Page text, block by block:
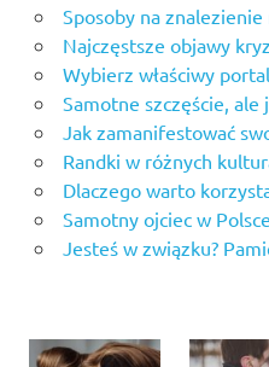
Sposoby na znalezienie
Najczęstsze objawy
Wybierz właściwy
Samotne szczęście, ale
Jak zamanifestować
Randki w różnych
Dlaczego warto
Samotny ojciec w Polsce
Jesteś w związku?